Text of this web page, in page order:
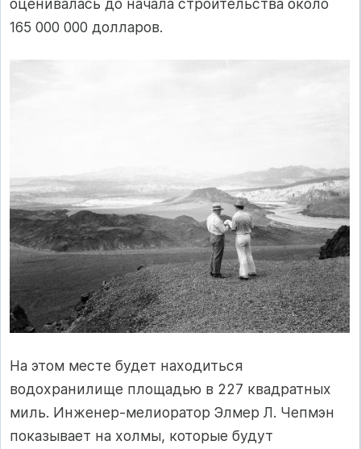
оценивалась до начала строительства около
165 000 000 долларов.
На этом месте будет находиться
водохранилище площадью в 227 квадратных
миль. Инженер-мелиоратор Элмер Л. Чепмэн
показывает на холмы, которые будут